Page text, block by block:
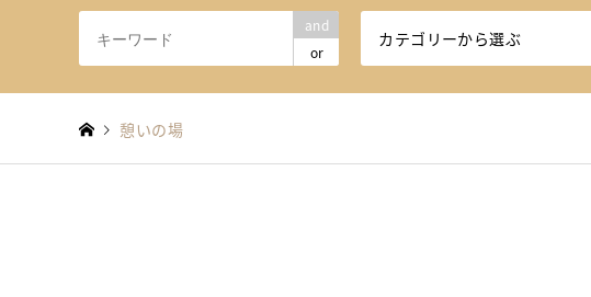
and
or
カテゴリーから選ぶ
憩いの場